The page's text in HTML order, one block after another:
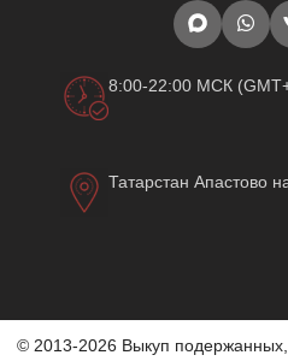
8:00-22:00 МСК
Татарстан Апастово
© 2013-2026 Выкуп